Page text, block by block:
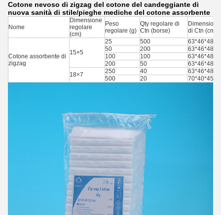
Cotone nevoso di zigzag del cotone del candeggiante di
nuova sanità di stile/pieghe mediche del cotone assorbente
Nome
Dimensione
regolare
(cm)
Peso
regolare (g)
Qty regolare di
Ctn (borse)
Dimensione
di Ctn (cm)
Cotone assorbente di
zigzag
15×5
25 500
63*46*48
50
200
63*46*48
100
100
63*46*48
200
50
63*46*48
18×7
250 40
63*46*48
500
20 70*40*45